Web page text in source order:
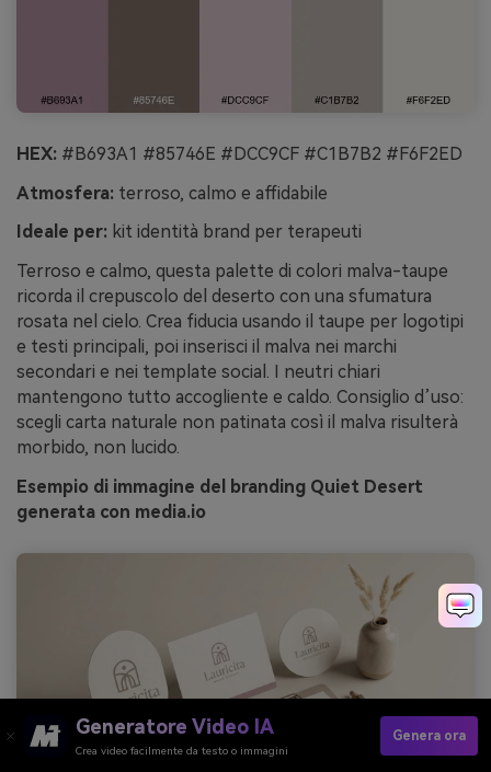
HEX: #B693A1 #85746E #DCC9CF #C1B7B2 #F6F2ED
Atmosfera: terroso, calmo e affidabile
Ideale per: kit identità brand per terapeuti
Terroso e calmo, questa palette di colori malva-taupe
ricorda il crepuscolo del deserto con una sfumatura
rosata nel cielo. Crea fiducia usando il taupe per logotipi
e testi principali, poi inserisci il malva nei marchi
secondari e nei template social. I neutri chiari
mantengono tutto accogliente e caldo. Consiglio d’uso:
scegli carta naturale non patinata così il malva risulterà
morbido, non lucido.
Esempio di immagine del branding Quiet Desert
generata con media.io
Generatore Video IA
Crea video facilmente da testo o immagini
Genera ora